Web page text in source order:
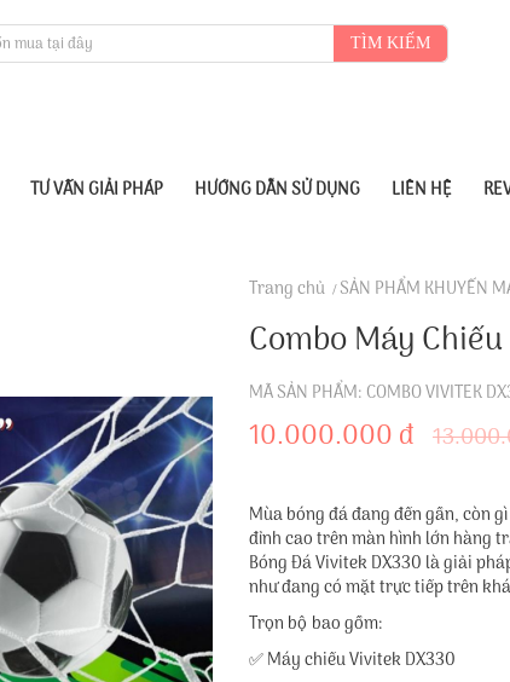
TÌM KIẾM
TƯ VẤN GIẢI PHÁP HƯỚNG DẪN SỬ DỤNG LIÊN HỆ
Trang chủ SẢN PHẨM KHUYẾN
Combo Máy
MÃ SẢN PHẨM: COMBO VIVITEK
10.000.000 đ
Mùa bóng đá đang đến gần, còn
đỉnh cao trên màn hình lớn hàng
Bóng Đá Vivitek DX330 là giải
như đang có mặt trực tiếp trên
Trọn bộ bao gồm:
✅ Máy chiếu Vivitek DX330